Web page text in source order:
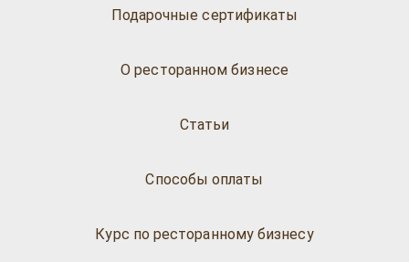
Подарочные сертификаты
О ресторанном бизнесе
Статьи
Способы оплаты
Курс по ресторанному бизнесу